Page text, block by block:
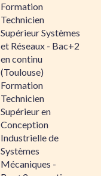
Formation
Technicien
Supérieur Systèmes
et Réseaux - Bac+2
en continu
(Toulouse)
Formation
Technicien
Supérieur en
Conception
Industrielle de
Systèmes
Mécaniques -